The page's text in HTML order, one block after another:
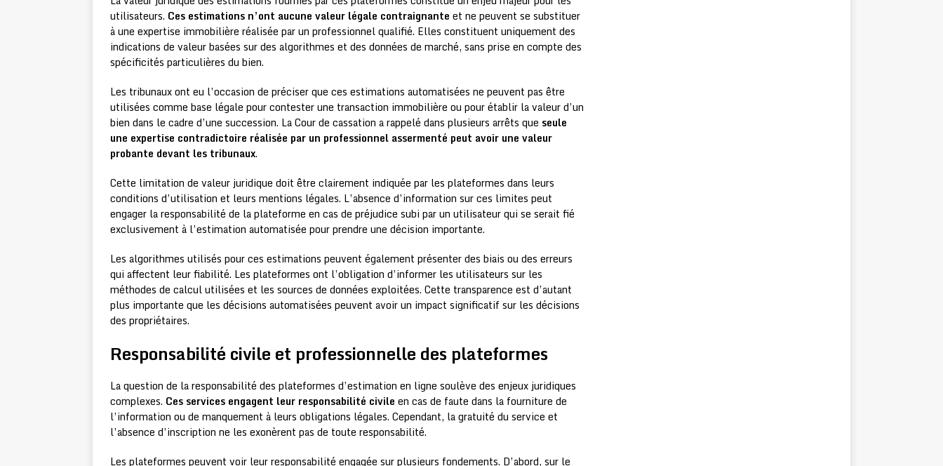
utilisateurs. Ces estimations n’ont aucune valeur légale contraignante et ne peuvent se substituer
à une expertise immobilière réalisée par un professionnel qualifié. Elles constituent uniquement des
indications de valeur basées sur des algorithmes et des données de marché, sans prise en compte des
spécificités particulières du bien.
Les tribunaux ont eu l’occasion de préciser que ces estimations automatisées ne peuvent pas être
utilisées comme base légale pour contester une transaction immobilière ou pour établir la valeur d’un
bien dans le cadre d’une succession. La Cour de cassation a rappelé dans plusieurs arrêts que seule
une expertise contradictoire réalisée par un professionnel assermenté peut avoir une valeur
probante devant les tribunaux.
Cette limitation de valeur juridique doit être clairement indiquée par les plateformes dans leurs
conditions d’utilisation et leurs mentions légales. L’absence d’information sur ces limites peut
engager la responsabilité de la plateforme en cas de préjudice subi par un utilisateur qui se serait fié
exclusivement à l’estimation automatisée pour prendre une décision importante.
Les algorithmes utilisés pour ces estimations peuvent également présenter des biais ou des erreurs
qui affectent leur fiabilité. Les plateformes ont l’obligation d’informer les utilisateurs sur les
méthodes de calcul utilisées et les sources de données exploitées. Cette transparence est d’autant
plus importante que les décisions automatisées peuvent avoir un impact significatif sur les décisions
des propriétaires.
Responsabilité civile et professionnelle des plateformes
La question de la responsabilité des plateformes d’estimation en ligne soulève des enjeux juridiques
complexes. Ces services engagent leur responsabilité civile en cas de faute dans la fourniture de
l’information ou de manquement à leurs obligations légales. Cependant, la gratuité du service et
l’absence d’inscription ne les exonèrent pas de toute responsabilité.
Les plateformes peuvent voir leur responsabilité engagée sur plusieurs fondements. D’abord, sur le